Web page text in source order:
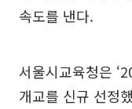
속도를 낸다.
서울시교육청은
개교를 신규 선정